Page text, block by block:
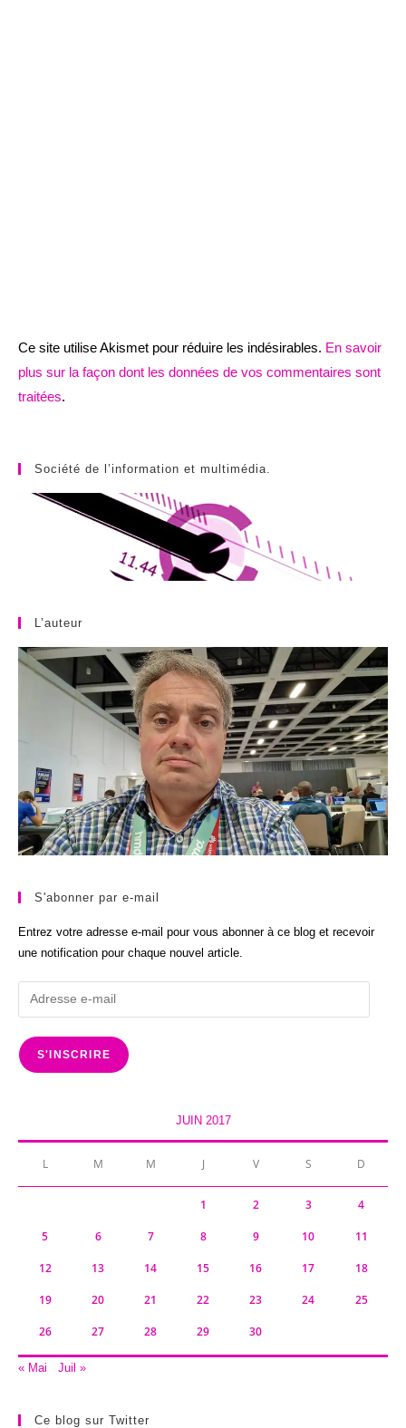
Ce site utilise Akismet pour réduire les indésirables. En savoir
plus sur la façon dont les données de vos commentaires sont
traitées.
Société de l’information et multimédia.
L’auteur
S'abonner par e-mail
Entrez votre adresse e-mail pour vous abonner à ce blog et recevoir
une notification pour chaque nouvel article.
Adresse
e-
mail
S'INSCRIRE
JUIN 2017
L M M J V S D
1 2 3 4
5 6 7 8 9 10 11
12 13 14 15 16 17 18
19 20 21 22 23 24 25
26 27 28 29 30
« Mai Juil »
Ce blog sur Twitter